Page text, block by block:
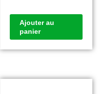
Ajouter au
panier